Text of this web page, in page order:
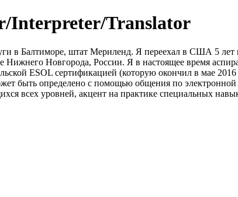
Interpreter/Translator
в Балтиморе, штат Мериленд. Я переехал в США 5 лет
Новгорода, России. Я в настоящее время
ESOL сертификацией (которую окончил в мае
быть определено с помощью общения по
всех уровней, акцент на практике специальных